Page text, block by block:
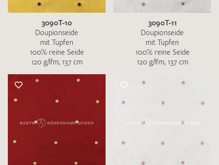
3090T-10
Doupionseide
mit Tupfen
100% reine Seide
120 g/lfm, 137 cm
3090T-11
Doupionseide
mit Tupfen
100% reine Seide
120 g/lfm, 137 cm